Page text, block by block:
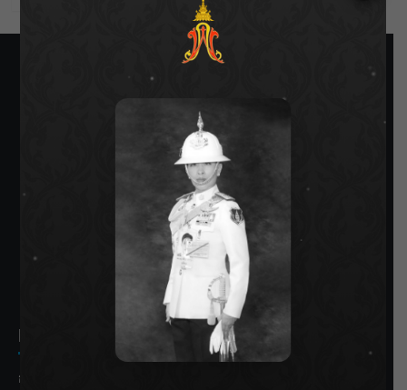
SIAMRATH VARIETY
THE BEST ENTERTAINMENT
Recent Posts
กรมชลฯ รับฟังประชาชน ติดตามแก้ปัญหาโครงการประตู